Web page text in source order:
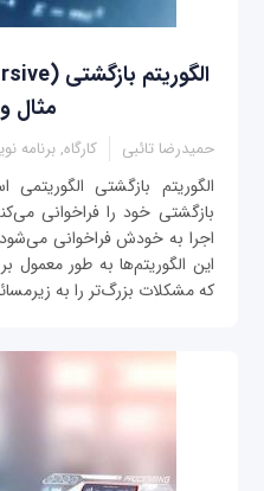
مثال
حمیدرضا تائبی کارگاه, برنامه
الگوریتم بازگشتی
بازگشتی خود را فراخوانی
اجرا به خودش فراخوانی
این الگوریتم‌ها به طور
که مشکلات بزر‌گ‌تر را به